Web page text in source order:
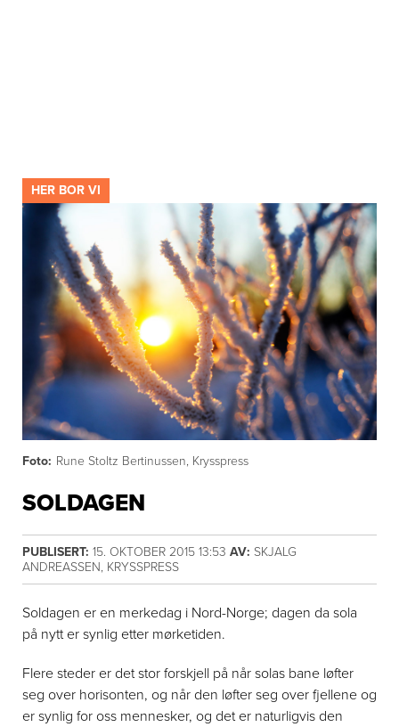
HER BOR VI
Foto: Rune Stoltz Bertinussen, Krysspress
SOLDAGEN
PUBLISERT: 15. OKTOBER 2015 13:53 AV: SKJALG
ANDREASSEN, KRYSSPRESS
Soldagen er en merkedag i Nord-Norge; dagen da sola
på nytt er synlig etter mørketiden.
Flere steder er det stor forskjell på når solas bane løfter
seg over horisonten, og når den løfter seg over fjellene og
er synlig for oss mennesker, og det er naturligvis den